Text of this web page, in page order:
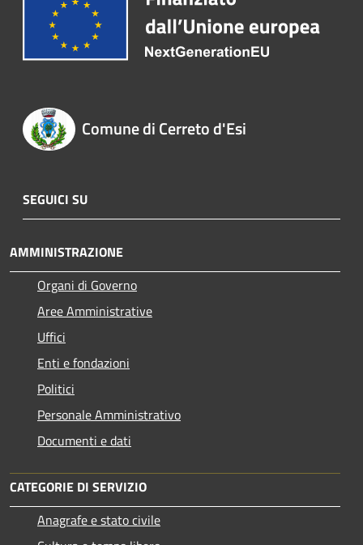
Comune di Cerreto d'Esi
SEGUICI SU
AMMINISTRAZIONE
Organi di Governo
Aree Amministrative
Uffici
Enti e fondazioni
Politici
Personale Amministrativo
Documenti e dati
CATEGORIE DI SERVIZIO
Anagrafe e stato civile